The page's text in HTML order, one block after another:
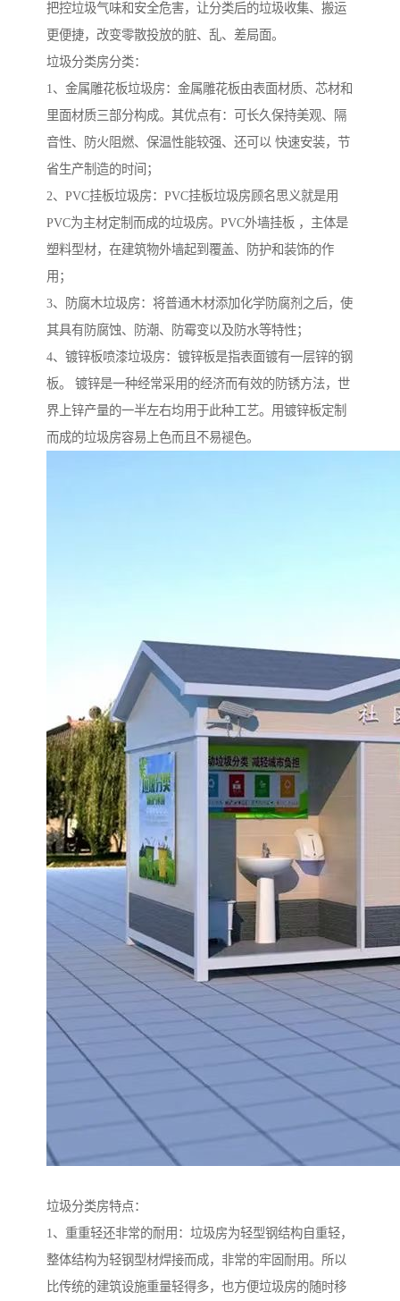
把控垃圾气味和安全危害，让分类后的垃圾收集、搬运
更便捷，改变零散投放的脏、乱、差局面。
垃圾分类房分类：
1、金属雕花板垃圾房：金属雕花板由表面材质、芯材和
里面材质三部分构成。其优点有：可长久保持美观、隔
音性、防火阻燃、保温性能较强、还可以 快速安装，节
省生产制造的时间；
2、PVC挂板垃圾房：PVC挂板垃圾房顾名思义就是用
PVC为主材定制而成的垃圾房。PVC外墙挂板 ，主体是
塑料型材，在建筑物外墙起到覆盖、防护和装饰的作
用；
3、防腐木垃圾房：将普通木材添加化学防腐剂之后，使
其具有防腐蚀、防潮、防霉变以及防水等特性；
4、镀锌板喷漆垃圾房：镀锌板是指表面镀有一层锌的钢
板。 镀锌是一种经常采用的经济而有效的防锈方法，世
界上锌产量的一半左右均用于此种工艺。用镀锌板定制
而成的垃圾房容易上色而且不易褪色。
垃圾分类房特点：
1、重重轻还非常的耐用：垃圾房为轻型钢结构自重轻，
整体结构为轻钢型材焊接而成，非常的牢固耐用。所以
比传统的建筑设施重量轻得多，也方便垃圾房的随时移